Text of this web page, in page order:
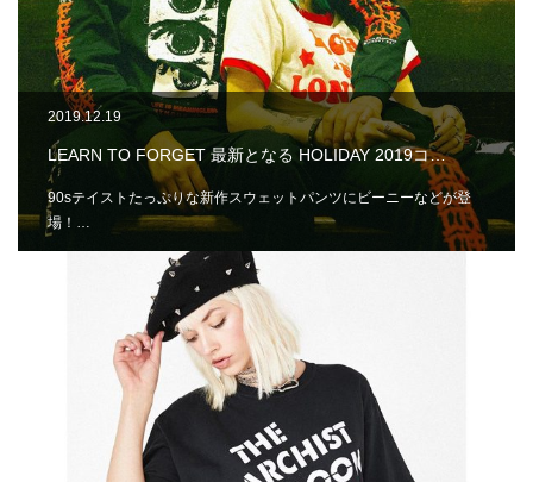
2019.12.19
LEARN TO FORGET 最新となる HOLIDAY 2019コ…
90sテイストたっぷりな新作スウェットパンツにビーニーなどが登
場！…